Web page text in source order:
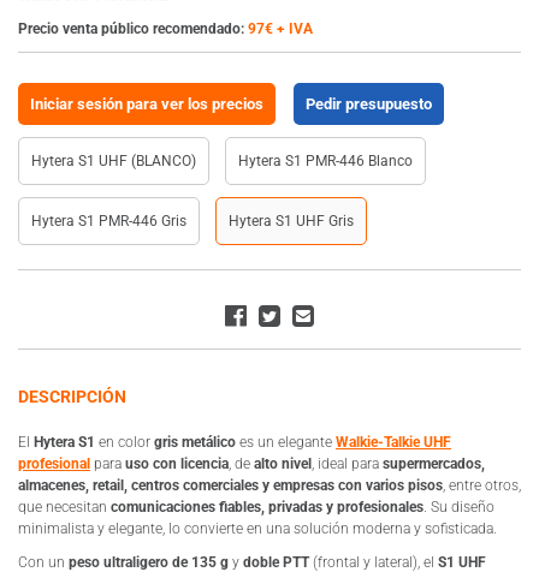
Precio venta público recomendado: 97€ + IVA
Iniciar sesión para ver los precios Pedir presupuesto
Hytera S1 UHF (BLANCO) Hytera S1 PMR-446 Blanco
Hytera S1 PMR-446 Gris Hytera S1 UHF Gris
DESCRIPCIÓN
El Hytera S1 en color gris metálico es un elegante Walkie-Talkie UHF
profesional para uso con licencia, de alto nivel , ideal para supermercados,
almacenes, retail, centros comerciales y empresas con varios pisos, entre otros,
que necesitan comunicaciones fiables, privadas y profesionales. Su diseño
minimalista y elegante, lo convierte en una solución moderna y sofisticada.
Con un peso ultraligero de 135 g y doble PTT(frontal y lateral), el S1 UHF